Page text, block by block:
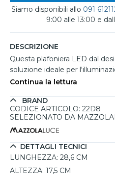
Siamo disponibili allo 091
9:00 alle 13:00 e
DESCRIZIONE
Questa plafoniera LED dal
soluzione ideale per
grazie alla sua forma allungata
tocco elegante e
è protetto da una lastra in
tonalità di luce 3000K bianco
intensa e accogliente,
corridoi e camere da letto.
prezzo, questa plafoniera
Continua la lettura
BRAND
CODICE ARTICOLO: 22D8
SELEZIONATO DA
DETTAGLI TECNICI
LUNGHEZZA: 28,6 CM
ALTEZZA: 17,5 CM